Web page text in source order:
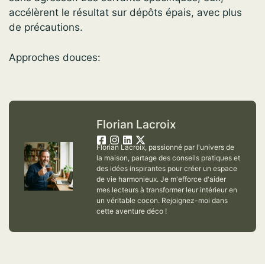
accélèrent le résultat sur dépôts épais, avec plus
de précautions.
Approches douces:
Florian Lacroix
Florian Lacroix, passionné par l'univers de
la maison, partage des conseils pratiques et
des idées inspirantes pour créer un espace
de vie harmonieux. Je m'efforce d'aider
mes lecteurs à transformer leur intérieur en
un véritable cocon. Rejoignez-moi dans
cette aventure déco !